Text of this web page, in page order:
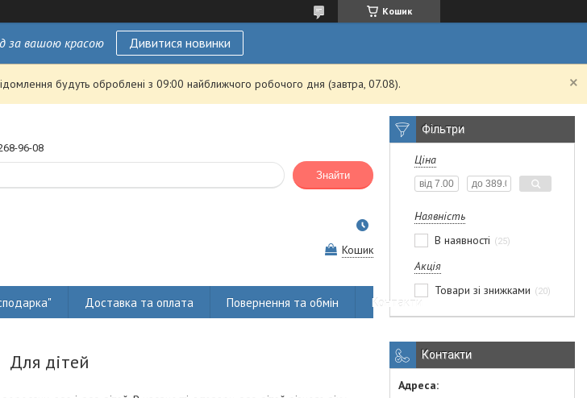
Кошик
за вашою красою Дивитися новинки
будуть оброблені з 09:00 найближчого робочого дня (завтра, 07.08).
96-08
Знайти
Кошик
Доставка та оплата Повернення та обмін Контакти
Для дітей
Фільтри
Ціна
Наявність
В наявності
25
Акція
Товари зі знижками
20
Контакти